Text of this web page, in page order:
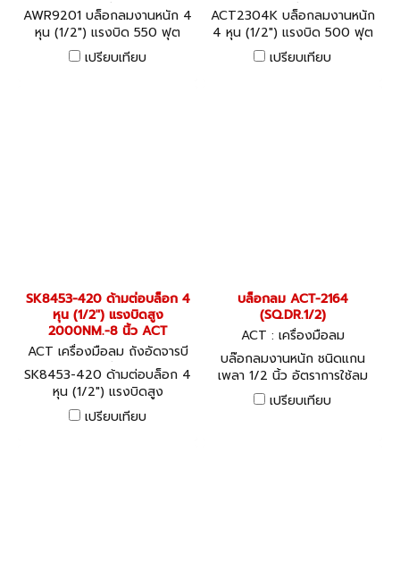
อุปกรณ์งานลมต่างๆ AWR920
1
AWR9201 บล็อกลมงานหนัก 4
หุน (1/2") แรงบิด 550 ฟุต
ปอนด์ ACT
เปรียบเทียบ
อุปกรณ์งานลมต่างๆ ACT230
4K
ACT2304K บล็อกลมงานหนัก
4 หุน (1/2") แรงบิด 500 ฟุต
ปอนด์ ACT
เปรียบเทียบ
SK8453-420 ด้ามต่อบล็อก 4
หุน (1/2") แรงบิดสูง
2000NM.-8 นิ้ว ACT
ACT เครื่องมือลม ถังอัดจารบี
อุปกรณ์งานลมต่างๆ SK8453-
420
SK8453-420 ด้ามต่อบล็อก 4
หุน (1/2") แรงบิดสูง
2000NM.-8 นิ้ว ACT
เปรียบเทียบ
บล็อกลม ACT-2164
(SQ.DR.1/2)
ACT : เครื่องมือลม
บล๊อกลมงานหนัก ชนิดแกน
เพลา 1/2 นิ้ว อัตราการใช้ลม
6.3 CFM ความเร็วรอบ 8500
rpm
เปรียบเทียบ